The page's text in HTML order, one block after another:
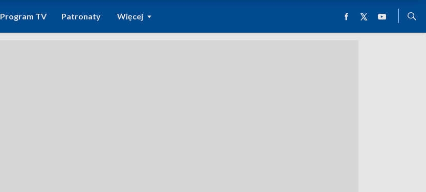
Program TV Patronaty Więcej